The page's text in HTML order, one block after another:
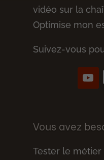
vidéo sur la
Optimise mon
Suivez-vous
Vous avez
Tester le métier